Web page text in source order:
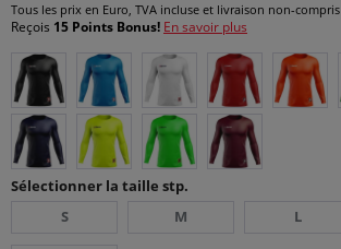
Tous les prix en Euro, TVA incluse et livraison non-compris
Reçois 15 Points Bonus! En savoir plus
Sélectionner la taille stp.
S
M L